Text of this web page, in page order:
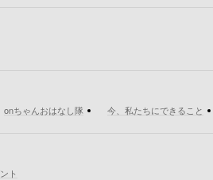
onちゃんおはなし隊 今、私たちにできること
ト